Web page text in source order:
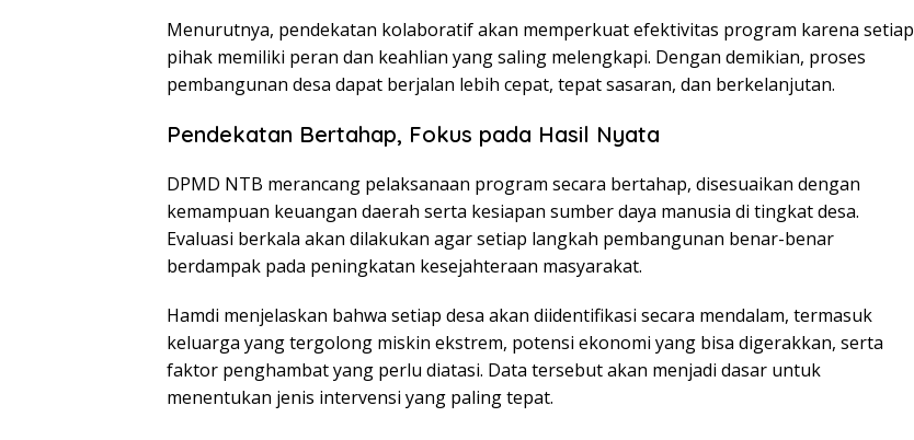
Menurutnya, pendekatan kolaboratif akan memperkuat efektivitas program karena setiap
pihak memiliki peran dan keahlian yang saling melengkapi. Dengan demikian, proses
pembangunan desa dapat berjalan lebih cepat, tepat sasaran, dan berkelanjutan.
Pendekatan Bertahap, Fokus pada Hasil Nyata
DPMD NTB merancang pelaksanaan program secara bertahap, disesuaikan dengan
kemampuan keuangan daerah serta kesiapan sumber daya manusia di tingkat desa.
Evaluasi berkala akan dilakukan agar setiap langkah pembangunan benar-benar
berdampak pada peningkatan kesejahteraan masyarakat.
Hamdi menjelaskan bahwa setiap desa akan diidentifikasi secara mendalam, termasuk
keluarga yang tergolong miskin ekstrem, potensi ekonomi yang bisa digerakkan, serta
faktor penghambat yang perlu diatasi. Data tersebut akan menjadi dasar untuk
menentukan jenis intervensi yang paling tepat.